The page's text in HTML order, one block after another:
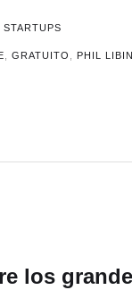
STARTUPS
,GRATUITO PHIL LIBIN
los